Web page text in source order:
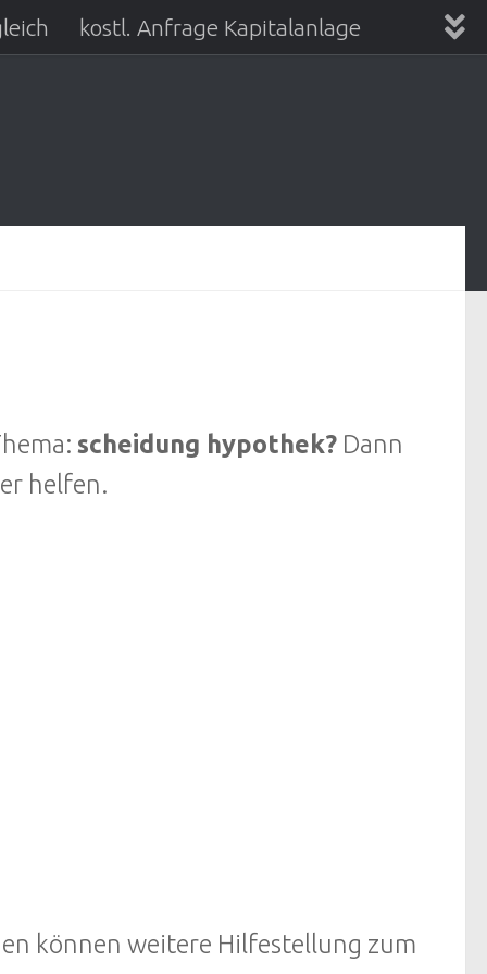
kostl. Anfrage Kapitalanlage
scheidung hypothek? Dann
helfen.
können weitere Hilfestellung zum